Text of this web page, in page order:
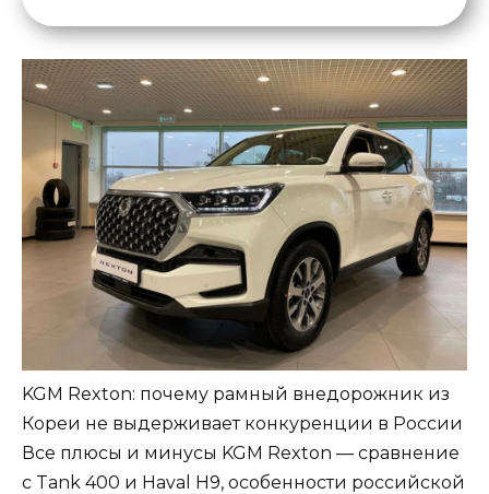
KGM Rexton: почему рамный внедорожник из
Кореи не выдерживает конкуренции в России
Все плюсы и минусы KGM Rexton — сравнение
с Tank 400 и Haval H9, особенности российской